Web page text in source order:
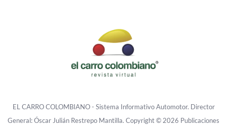
EL CARRO COLOMBIANO - Sistema Informativo Automotor. Director
General: Óscar Julián Restrepo Mantilla. Copyright © 2026 Publicaciones